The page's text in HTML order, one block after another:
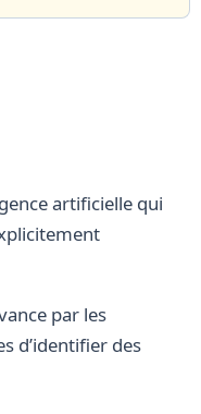
artificielle qui
par les
d’identifier des